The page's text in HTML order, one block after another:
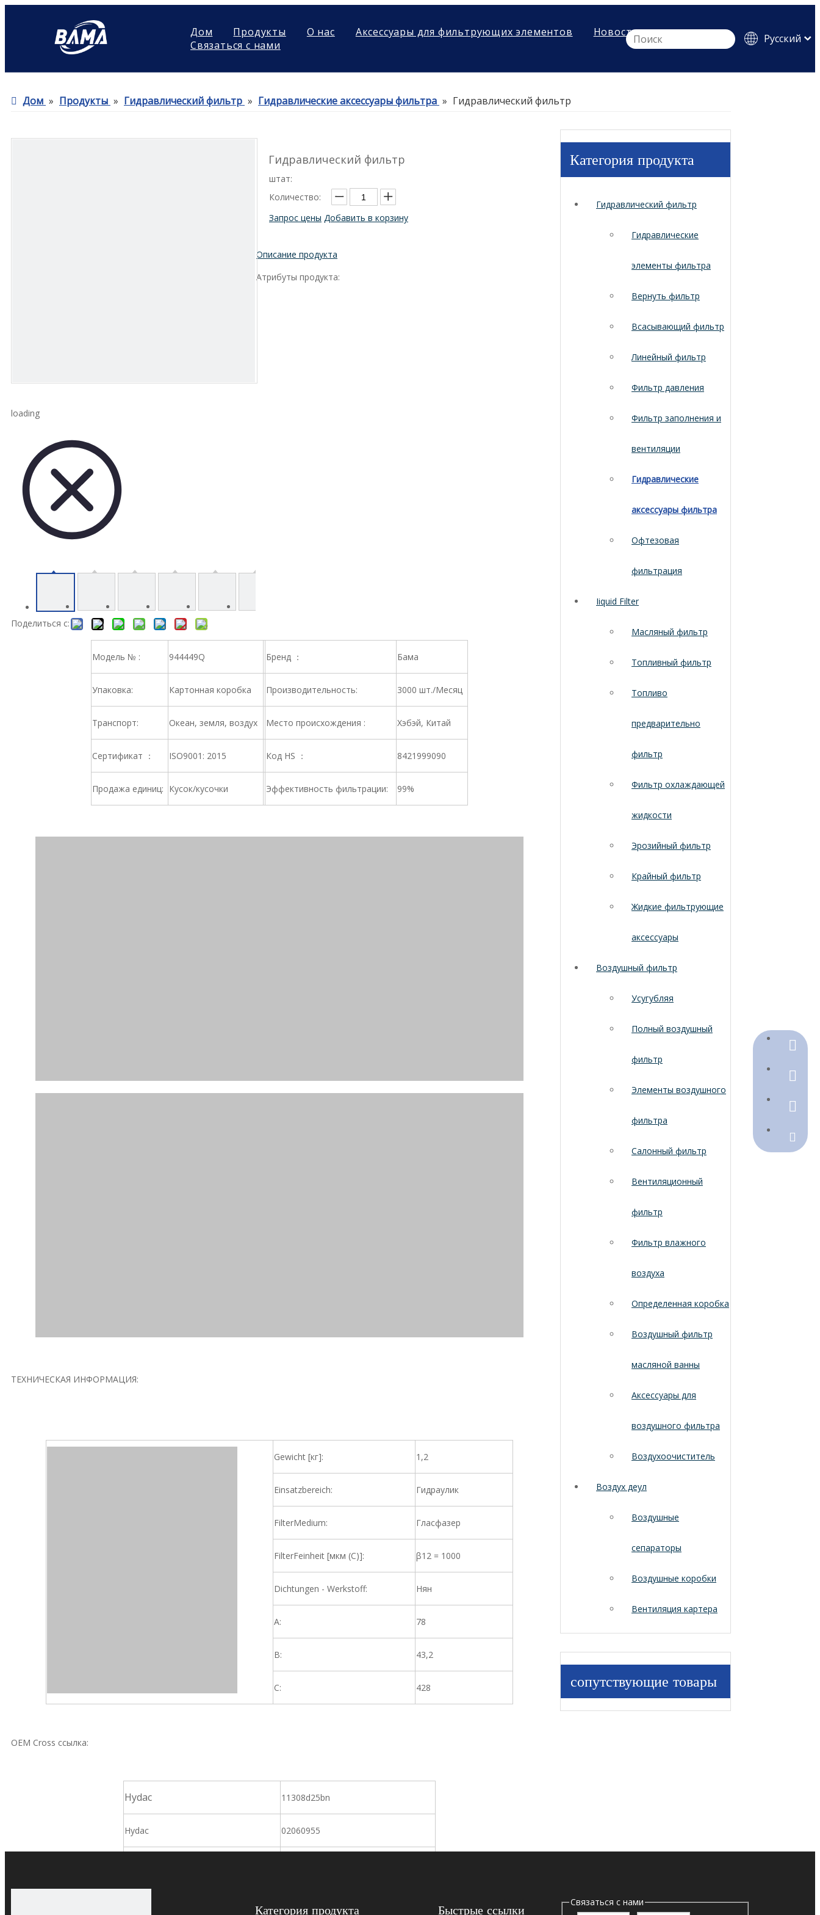
Дом Продукты О нас Аксессуары для фильтрующих элементов
Новости
Связаться с нами
Pусский
Дом » Продукты » Гидравлический фильтр » Гидравлические аксессуары фильтра » Гидравлический фильтр
loading
Поделиться с:
Гидравлический фильтр
штат:
Количество:
Запрос цены Добавить в корзину
Описание продукта
Атрибуты продукта:
Модель № : 944449Q Бренд ： Бама
Упаковка: Картонная коробка Производительность: 3000 шт./Месяц
Транспорт: Океан, земля, воздух Место происхождения : Хэбэй, Китай
Сертификат ： ISO9001: 2015 Код HS ： 8421999090
Продажа единиц: Кусок/кусочки Эффективность фильтрации: 99%
ТЕХНИЧЕСКАЯ ИНФОРМАЦИЯ:
Gewicht [кг]: 1,2
Einsatzbereich: Гидраулик
FilterMedium: Гласфазер
FilterFeinheit [мкм (C)]: β12 = 1000
Dichtungen - Werkstoff: Нян
A: 78
B: 43,2
C: 428
OEM Cross ссылка:
Hydac 11308d25bn
Hydac 02060955
Категория продукта
Гидравлический фильтр
Гидравлические
элементы фильтра
Вернуть фильтр
Всасывающий фильтр
Линейный фильтр
Фильтр давления
Фильтр заполнения и
вентиляции
Гидравлические
аксессуары фильтра
Офтезовая
фильтрация
Iiquid Filter
Масляный фильтр
Топливный фильтр
Топливо
предварительно
фильтр
Фильтр охлаждающей
жидкости
Эрозийный фильтр
Крайный фильтр
Жидкие фильтрующие
аксессуары
Воздушный фильтр
Усугубляя
Полный воздушный
фильтр
Элементы воздушного
фильтра
Салонный фильтр
Вентиляционный
фильтр
Фильтр влажного
воздуха
Определенная коробка
Воздушный фильтр
масляной ванны
Аксессуары для
воздушного фильтра
Воздухоочиститель
Воздух деул
Воздушные
сепараторы
Воздушные коробки
Вентиляция картера
сопутствующие товары
Категория продукта
+86-
Быстрые ссылки
Связаться с нами